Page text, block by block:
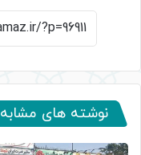
نوشته های مشابه